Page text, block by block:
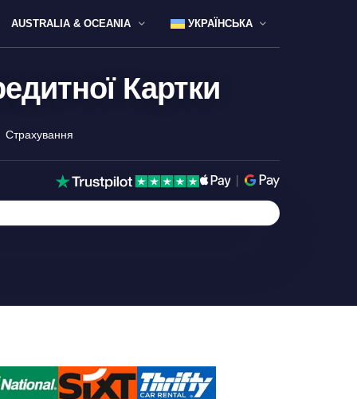
AUSTRALIA & OCEANIA УКРАЇНСЬКА
Картки
Страхування